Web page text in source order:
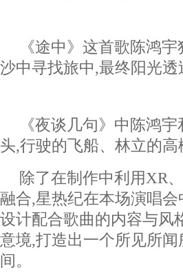
《途中》这首歌陈鸿
沙中寻找旅中,最终阳光
《夜谈几句》中陈鸿
头,行驶的飞船、林立的
除了在制作中利用XR
融合,星热纪在本场演唱
设计配合歌曲的内容与风
意境,打造出一个所见所
间。